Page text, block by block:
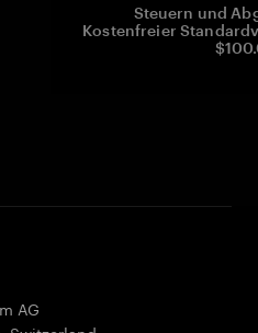
Steuern und
Kostenfreier
AG